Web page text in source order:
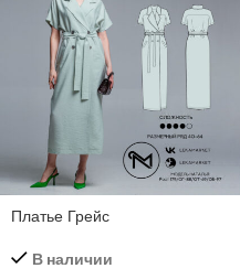
Платье Грейс
В наличии